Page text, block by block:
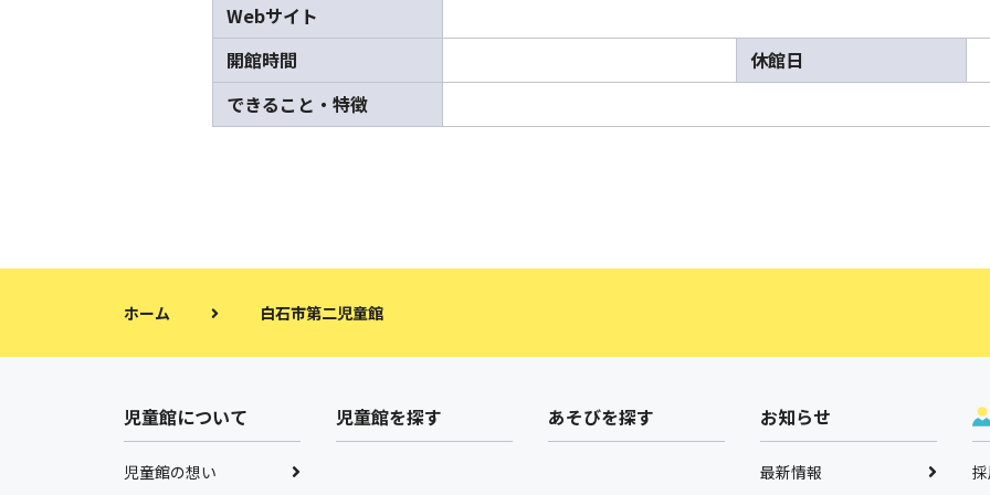
Webサイト
開館時間
休館日
できること・特徴
ホーム 白石市第二児童館
児童館について
児童館の想い
児童館を探す あそびを探す お知らせ
最新情報